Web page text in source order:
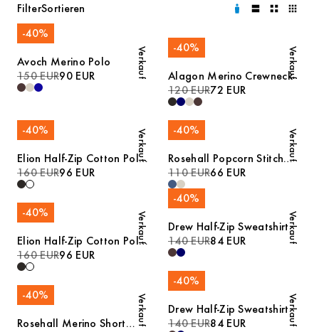
FilterSortieren
Verkauf
-40%
Avoch Merino Polo
150 EUR90 EUR Verkauf
-40%
Alagon Merino Crewneck
120 EUR72 EUR
Verkauf
-40%
Elion Half-Zip Cotton Polo
Sweater
160 EUR96 EUR
Verkauf
-40%
Rosehall Popcorn Stitch
Polo
110 EUR66 EUR
Verkauf
-40%
Elion Half-Zip Cotton Polo
Sweater
160 EUR96 EUR
Verkauf
-40%
Drew Half-Zip Sweatshirt
140 EUR84 EUR
Verkauf
-40%
Rosehall Merino Short
Verkauf
-40%
Drew Half-Zip Sweatshirt
140 EUR84 EUR